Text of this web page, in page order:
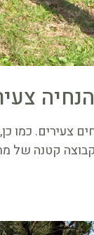
הנחיה
צעירים. כמו
קטנה של